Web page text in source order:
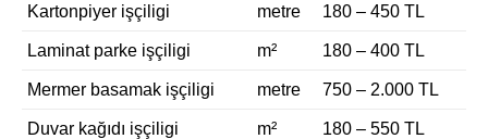
Kartonpiyer işçiligi metre 180 – 450 TL
Laminat parke işçiligi m² 180 – 400 TL
Mermer basamak işçiligi metre 750 – 2.000 TL
Duvar kağıdı işçiligi m² 180 – 550 TL